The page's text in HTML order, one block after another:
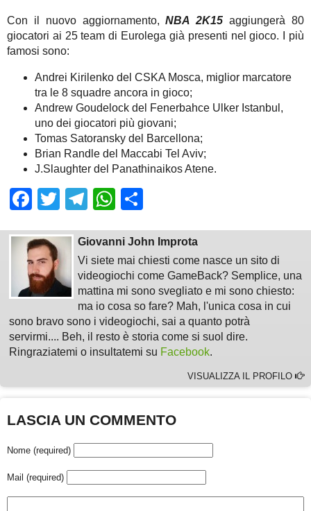
Con il nuovo aggiornamento,NBA 2K15 aggiungerà 80
giocatori ai 25 team di Eurolega già presenti nel gioco. I più
famosi sono:
Andrei Kirilenko del CSKA Mosca, miglior marcatore
tra le 8 squadre ancora in gioco;
Andrew Goudelock del Fenerbahce Ulker Istanbul,
uno dei giocatori più giovani;
Tomas Satoransky del Barcellona;
Brian Randle del Maccabi Tel Aviv;
J.Slaughter del Panathinaikos Atene.
Facebook
TwitterTelegram
WhatsApp
Giovanni John Improta
Vi siete mai chiesti come nasce un sito di
videogiochi come GameBack? Semplice, una
mattina mi sono svegliato e mi sono chiesto:
ma io cosa so fare? Mah, l'unica cosa in cui
sono bravo sono i videogiochi, sai a quanto potrà
servirmi.... Beh, il resto è storia come si suol dire.
Ringraziatemi o insultatemi su Facebook.
VISUALIZZA IL PROFILO
LASCIA UN COMMENTO
Nome (required)
Mail (required)